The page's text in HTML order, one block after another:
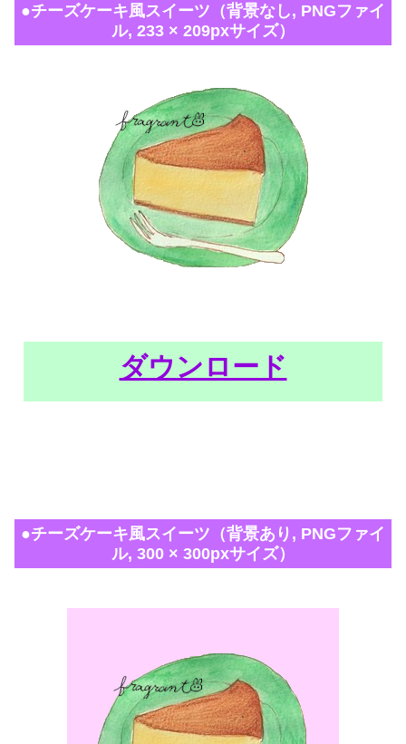
●チーズケーキ風スイーツ（背景なし, PNGファイ
ル, 233 × 209pxサイズ）
ダウンロード
●チーズケーキ風スイーツ（背景あり, PNGファイ
ル, 300 × 300pxサイズ）